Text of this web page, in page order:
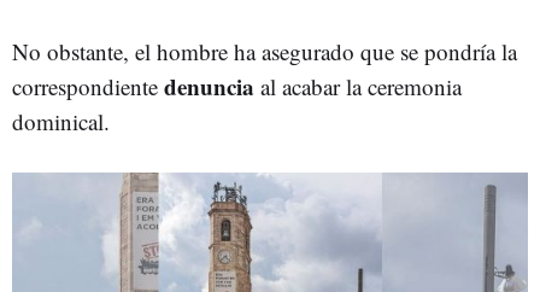
No obstante, el hombre ha asegurado que se pondría la
correspondiente denuncia al acabar la ceremonia
dominical.